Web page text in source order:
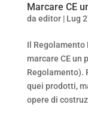
Marcare CE
da editor| Lug
Il Regolamento
marcare CE un
Regolamento).
quei prodotti,
opere di